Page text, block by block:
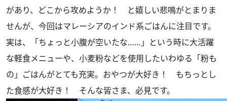
があり、どこから攻めようか！ と嬉しい悲鳴がとまりま
せんが、今回はマレーシアのインド系ごはんに注目です。
実は、「ちょっと小腹が空いたな……」という時に大活躍
な軽食メニューや、小麦粉などを使用したいわゆる「粉も
の」ごはんがとても充実。おやつが大好き！ もちっとし
た食感が大好き！ そんな皆さま、必見です。